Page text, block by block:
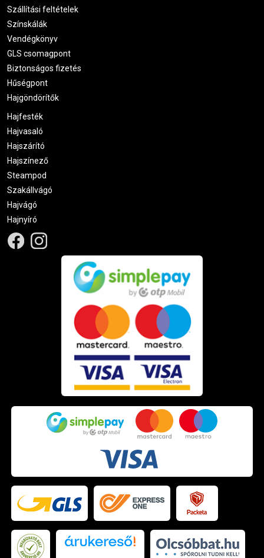
Szállítási feltételek
Színskálák
Vendégkönyv
GLS csomagpont
Biztonságos fizetés
Hűségpont
Hajgöndörítők
Hajfesték
Hajvasaló
Hajszárító
Hajszínező
Steampod
Szakállvágó
Hajvágó
Hajnyíró